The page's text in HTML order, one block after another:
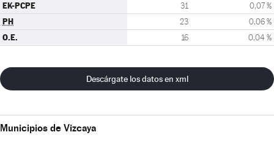
EK-PCPE 31 0,07 %
PH 23 0,06 %
O.E. 16 0,04 %
Descárgate los datos en xml
Municipios de Vizcaya